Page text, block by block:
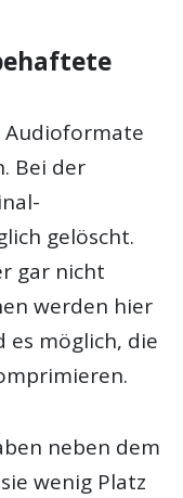
Audioformate
Bei der
gelöscht.
gar nicht
werden hier
es möglich, die
neben dem
wenig Platz